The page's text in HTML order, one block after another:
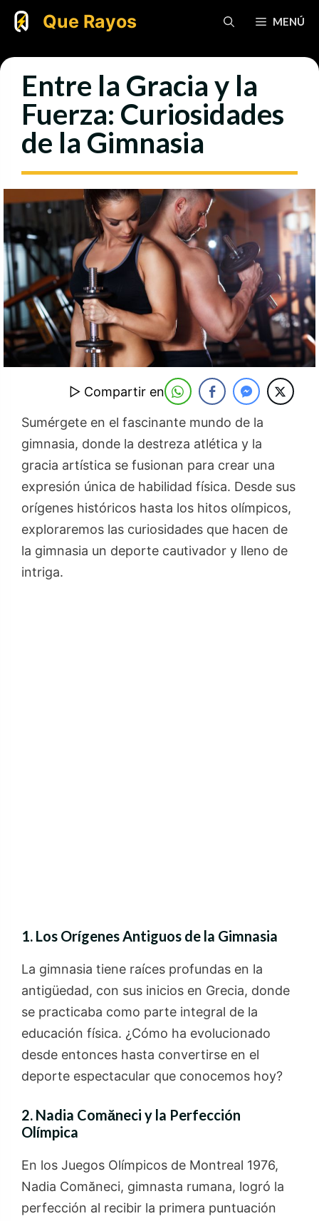
Saltar
Que Rayos MENÚ
Entre la Gracia y la
Fuerza: Curiosidades
de la Gimnasia
▷ Compartir en
Sumérgete en el fascinante mundo de la
gimnasia, donde la destreza atlética y la
gracia artística se fusionan para crear una
expresión única de habilidad física. Desde sus
orígenes históricos hasta los hitos olímpicos,
exploraremos las curiosidades que hacen de
la gimnasia un deporte cautivador y lleno de
intriga.
1. Los Orígenes Antiguos de la Gimnasia
La gimnasia tiene raíces profundas en la
antigüedad, con sus inicios en Grecia, donde
se practicaba como parte integral de la
educación física. ¿Cómo ha evolucionado
desde entonces hasta convertirse en el
deporte espectacular que conocemos hoy?
2. Nadia Comăneci y la Perfección
Olímpica
En los Juegos Olímpicos de Montreal 1976,
Nadia Comăneci, gimnasta rumana, logró la
perfección al recibir la primera puntuación